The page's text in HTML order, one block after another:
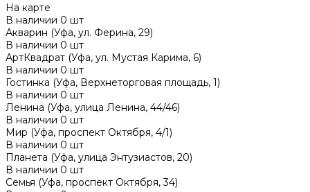
На карте
В наличии 0 шт
Акварин (Уфа, ул. Ферина, 29)
В наличии 0 шт
АртКвадрат (Уфа, ул. Мустая Карима, 6)
В наличии 0 шт
Гостинка (Уфа, Верхнеторговая площадь, 1)
В наличии 0 шт
Ленина (Уфа, улица Ленина, 44/46)
В наличии 0 шт
Мир (Уфа, проспект Октября, 4/1)
В наличии 0 шт
Планета (Уфа, улица Энтузиастов, 20)
В наличии 0 шт
Семья (Уфа, проспект Октября, 34)